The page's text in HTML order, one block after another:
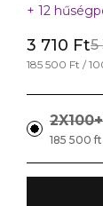
12
3 710 Ft5
185 500 Ft /
185 500